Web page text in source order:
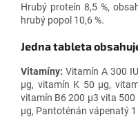
Hrubý proteín 8,5 %,
hrubý popol 10,6 %.
Jedna tableta
Vitamíny: Vitamín A 300
µg, vitamín K 50 µg,
vitamín B6 200 µ3 vita
µg, Pantoténán vápenatý